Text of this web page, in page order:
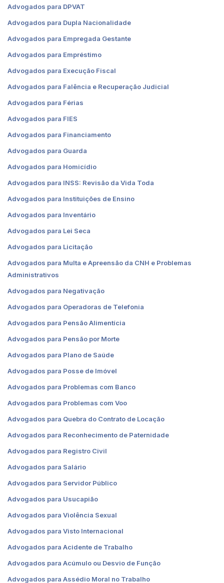
Advogados para DPVAT
Advogados para Dupla Nacionalidade
Advogados para Empregada Gestante
Advogados para Empréstimo
Advogados para Execução Fiscal
Advogados para Falência e Recuperação Judicial
Advogados para Férias
Advogados para FIES
Advogados para Financiamento
Advogados para Guarda
Advogados para Homicídio
Advogados para INSS: Revisão da Vida Toda
Advogados para Instituições de Ensino
Advogados para Inventário
Advogados para Lei Seca
Advogados para Licitação
Advogados para Multa e Apreensão da CNH e Problemas
Administrativos
Advogados para Negativação
Advogados para Operadoras de Telefonia
Advogados para Pensão Alimentícia
Advogados para Pensão por Morte
Advogados para Plano de Saúde
Advogados para Posse de Imóvel
Advogados para Problemas com Banco
Advogados para Problemas com Voo
Advogados para Quebra do Contrato de Locação
Advogados para Reconhecimento de Paternidade
Advogados para Registro Civil
Advogados para Salário
Advogados para Servidor Público
Advogados para Usucapião
Advogados para Violência Sexual
Advogados para Visto Internacional
Advogados para Acidente de Trabalho
Advogados para Acúmulo ou Desvio de Função
Advogados para Assédio Moral no Trabalho